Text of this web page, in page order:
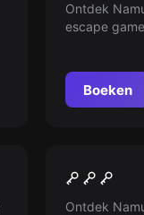
Ontdek
escape
Boeken
Ontdek